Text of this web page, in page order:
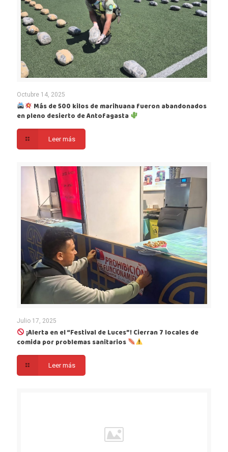
Octubre 14, 2025
Más de 500 kilos de marihuana fueron abandonados
en pleno desierto de Antofagasta
Leer más
Julio 17, 2025
¡Alerta en el “Festival de Luces”! Cierran 7 locales de
comida por problemas sanitarios
Leer más